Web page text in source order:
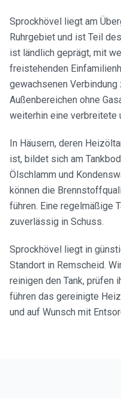
Sprockhövel liegt am
Ruhrgebiet und ist Teil
ist ländlich geprägt, mit
freistehenden
gewachsenen Verbindung
Außenbereichen ohne
weiterhin eine verbreitete
In Häusern, deren
ist, bildet sich am
Ölschlamm und
können die
führen. Eine regelmäßige
zuverlässig in Schuss.
Sprockhövel liegt in
Standort in Remscheid.
reinigen den Tank, prüfen
führen das gereinigte
und auf Wunsch mit